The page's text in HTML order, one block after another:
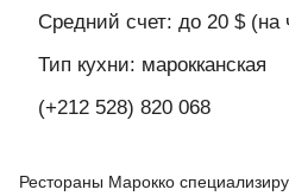
Средний счет: до 20 $ (на
Тип кухни: марокканская
(+212 528) 820 068
Рестораны Марокко